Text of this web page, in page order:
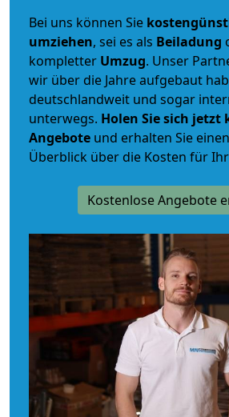
Bei uns können Sie
umziehen, sei es als Beiladung
kompletter Umzug. Unser
wir über die Jahre aufgebaut
deutschlandweit und sogar
unterwegs. Holen Sie sich jetzt
Angebote und erhalten Sie
Überblick über die Kosten für
Kostenlose Angebote